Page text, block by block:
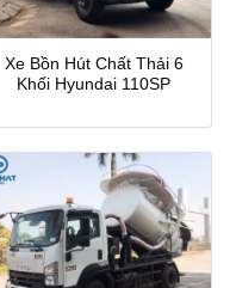
Xe Bồn Hút Chất Thải 6
Khối Hyundai 110SP